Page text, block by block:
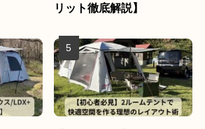
リット徹底解説】